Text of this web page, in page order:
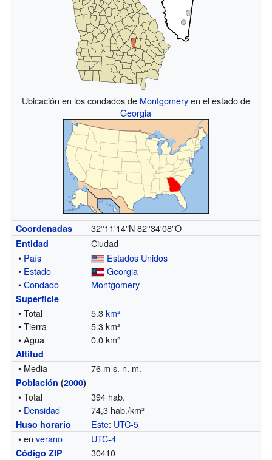
Ubicación en los condados de Montgomeryen el estado de
Georgia
Coordenadas 32°11′14″N 82°34′08″O
Entidad
Ciudad
• País
Estados Unidos
• Estado
Georgia
•Condado Montgomery
Superficie
• Total 5.3km²
• Tierra
5.3 km²
• Agua
0.0 km²
Altitud
• Media 76 m s. n. m.
Población (2000)
• Total
394 hab.
• Densidad 74,3 hab./km²
Huso horario Este: UTC-5
• enverano UTC-4
Código ZIP 30410